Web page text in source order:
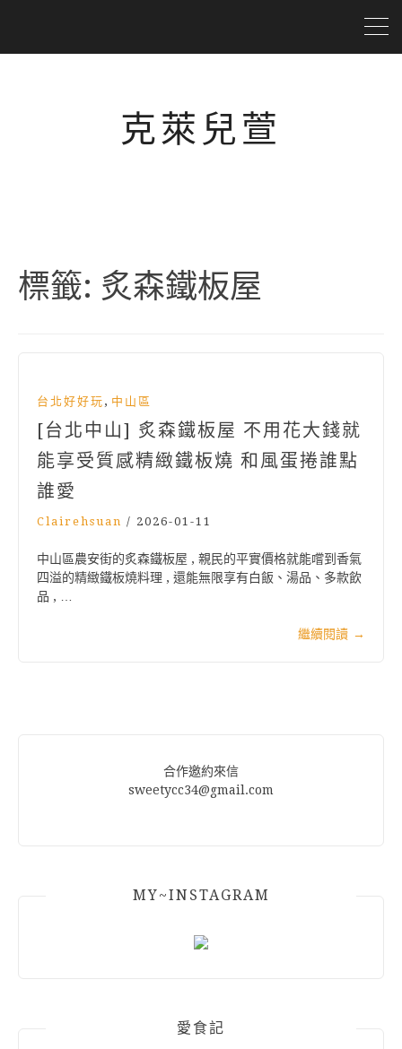
克萊兒萱
標籤: 炙森鐵板屋
台北好好玩 , 中山區
[台北中山] 炙森鐵板屋 不用花大錢就
能享受質感精緻鐵板燒 和風蛋捲誰點
誰愛
Clairehsuan / 2026-01-11
中山區農安街的炙森鐵板屋 , 親民的平實價格就能嚐到香氣
四溢的精緻鐵板燒料理 , 還能無限享有白飯、湯品、多款飲
品 , …
繼續閱讀 →
合作邀約來信
sweetycc34@gmail.com
MY~INSTAGRAM
愛食記